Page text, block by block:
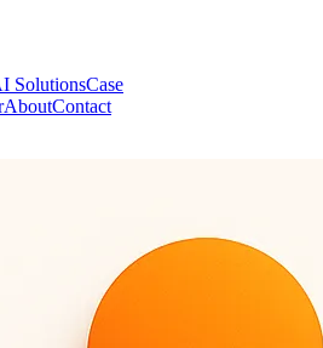
SolutionsCase
AboutContact